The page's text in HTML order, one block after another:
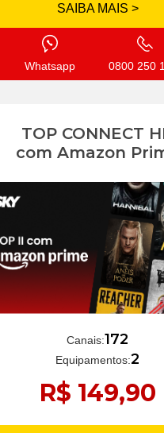
SAIBA MAIS >
Whatsapp 0800 250
TOP CONNECT
com Amazon
Canais:172
Equipamentos:2
R$ 149,90